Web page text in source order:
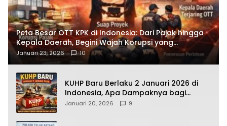
Peta Besar OTT KPK di Indonesia: Dari Pajak hingga
Kepala Daerah, Begini Wajah Korupsi yang
Terbongkar
Januari 23, 2026 10
KUHP Baru Berlaku 2 Januari 2026 di
Indonesia, Apa Dampaknya bagi
Kehidupan Warga? Ini Aturan Kunci
Januari 20, 2026 9